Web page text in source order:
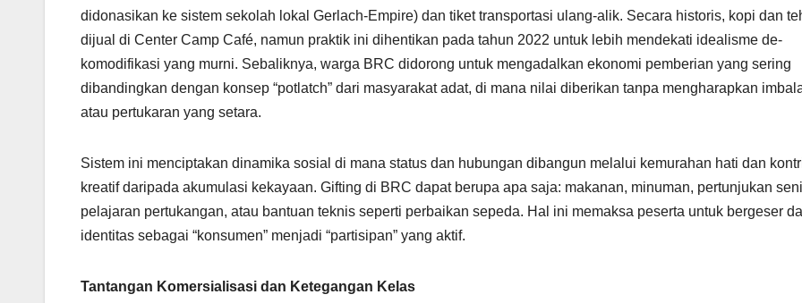
didonasikan ke sistem sekolah lokal Gerlach-Empire) dan tiket transportasi ulang-alik. Secara historis, kopi dan
dijual di Center Camp Café, namun praktik ini dihentikan pada tahun 2022 untuk lebih mendekati idealisme de-
komodifikasi yang murni. Sebaliknya, warga BRC didorong untuk mengadalkan ekonomi pemberian yang sering
dibandingkan dengan konsep “potlatch” dari masyarakat adat, di mana nilai diberikan tanpa mengharapkan
atau pertukaran yang setara.
Sistem ini menciptakan dinamika sosial di mana status dan hubungan dibangun melalui kemurahan hati dan
kreatif daripada akumulasi kekayaan. Gifting di BRC dapat berupa apa saja: makanan, minuman, pertunjukan
pelajaran pertukangan, atau bantuan teknis seperti perbaikan sepeda. Hal ini memaksa peserta untuk bergeser
identitas sebagai “konsumen” menjadi “partisipan” yang aktif.
Tantangan Komersialisasi dan Ketegangan Kelas